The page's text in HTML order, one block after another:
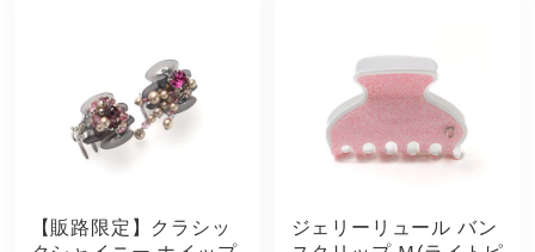
【販路限定】クラシッ
ジェリーリュール バン